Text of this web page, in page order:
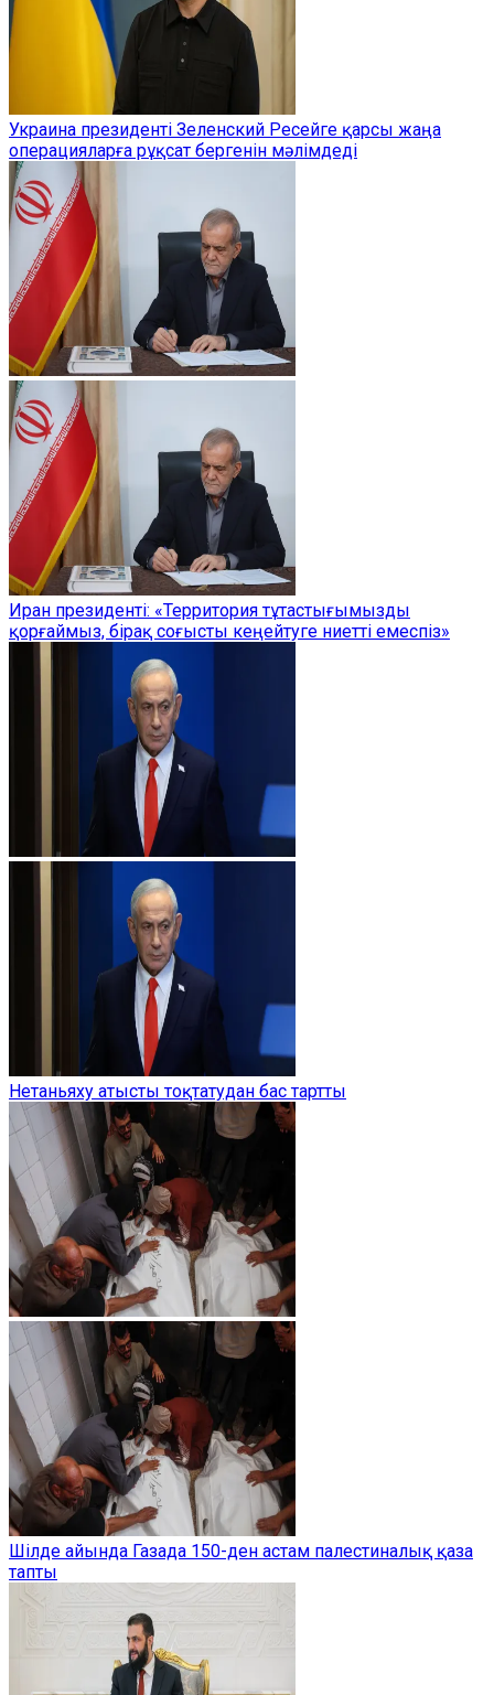
Украина президенті Зеленский Ресейге қарсы жаңа
операцияларға рұқсат бергенін мәлімдеді
Иран президенті: «Территория тұтастығымызды
қорғаймыз, бірақ соғысты кеңейтуге ниетті емеспіз»
Нетаньяху атысты тоқтатудан бас тартты
Шілде айында Газада 150-ден астам палестиналық қаза
тапты